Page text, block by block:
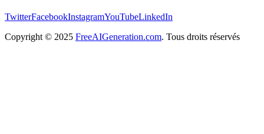
TwitterFacebookInstagramYouTubeLinkedIn
Copyright © 2025 FreeAIGeneration.com. Tous droits réservés